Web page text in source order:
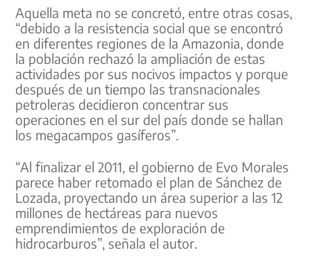
Aquella meta no se concretó, entre otras cosas,
“debido a la resistencia social que se encontró
en diferentes regiones de la Amazonia, donde
la población rechazó la ampliación de estas
actividades por sus nocivos impactos y porque
después de un tiempo las transnacionales
petroleras decidieron concentrar sus
operaciones en el sur del país donde se hallan
los megacampos gasíferos”.
“Al finalizar el 2011, el gobierno de Evo Morales
parece haber retomado el plan de Sánchez de
Lozada, proyectando un área superior a las 12
millones de hectáreas para nuevos
emprendimientos de exploración de
hidrocarburos”, señala el autor.